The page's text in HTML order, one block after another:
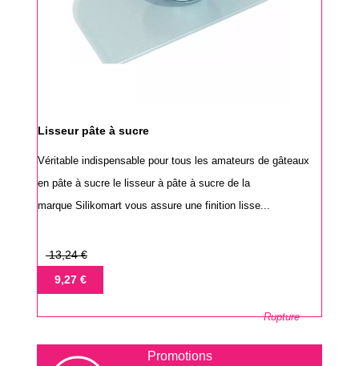
Lisseur pâte à sucre
Véritable indispensable pour tous les amateurs de gâteaux
en pâte à sucre le lisseur à pâte à sucre de la
marque Silikomart vous assure une finition lisse...
Prix
base
13,24 €
Prix9,27 €
Rupture
Promotions